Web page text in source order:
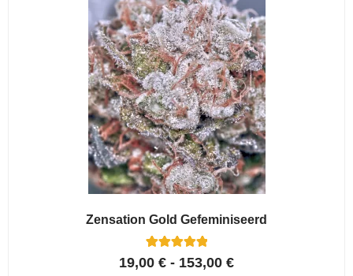
Zensation Gold Gefeminiseerd
Gewaardeerd
5.00
6
19,00 € - 153,00 €